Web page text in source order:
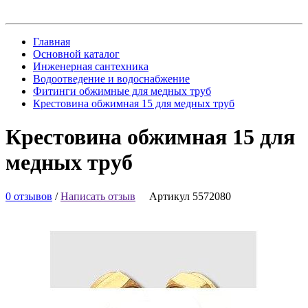
Главная
Основной каталог
Инженерная сантехника
Водоотведение и водоснабжение
Фитинги обжимные для медных труб
Крестовина обжимная 15 для медных труб
Крестовина обжимная 15 для
медных труб
0 отзывов /Написать отзыв Артикул 5572080